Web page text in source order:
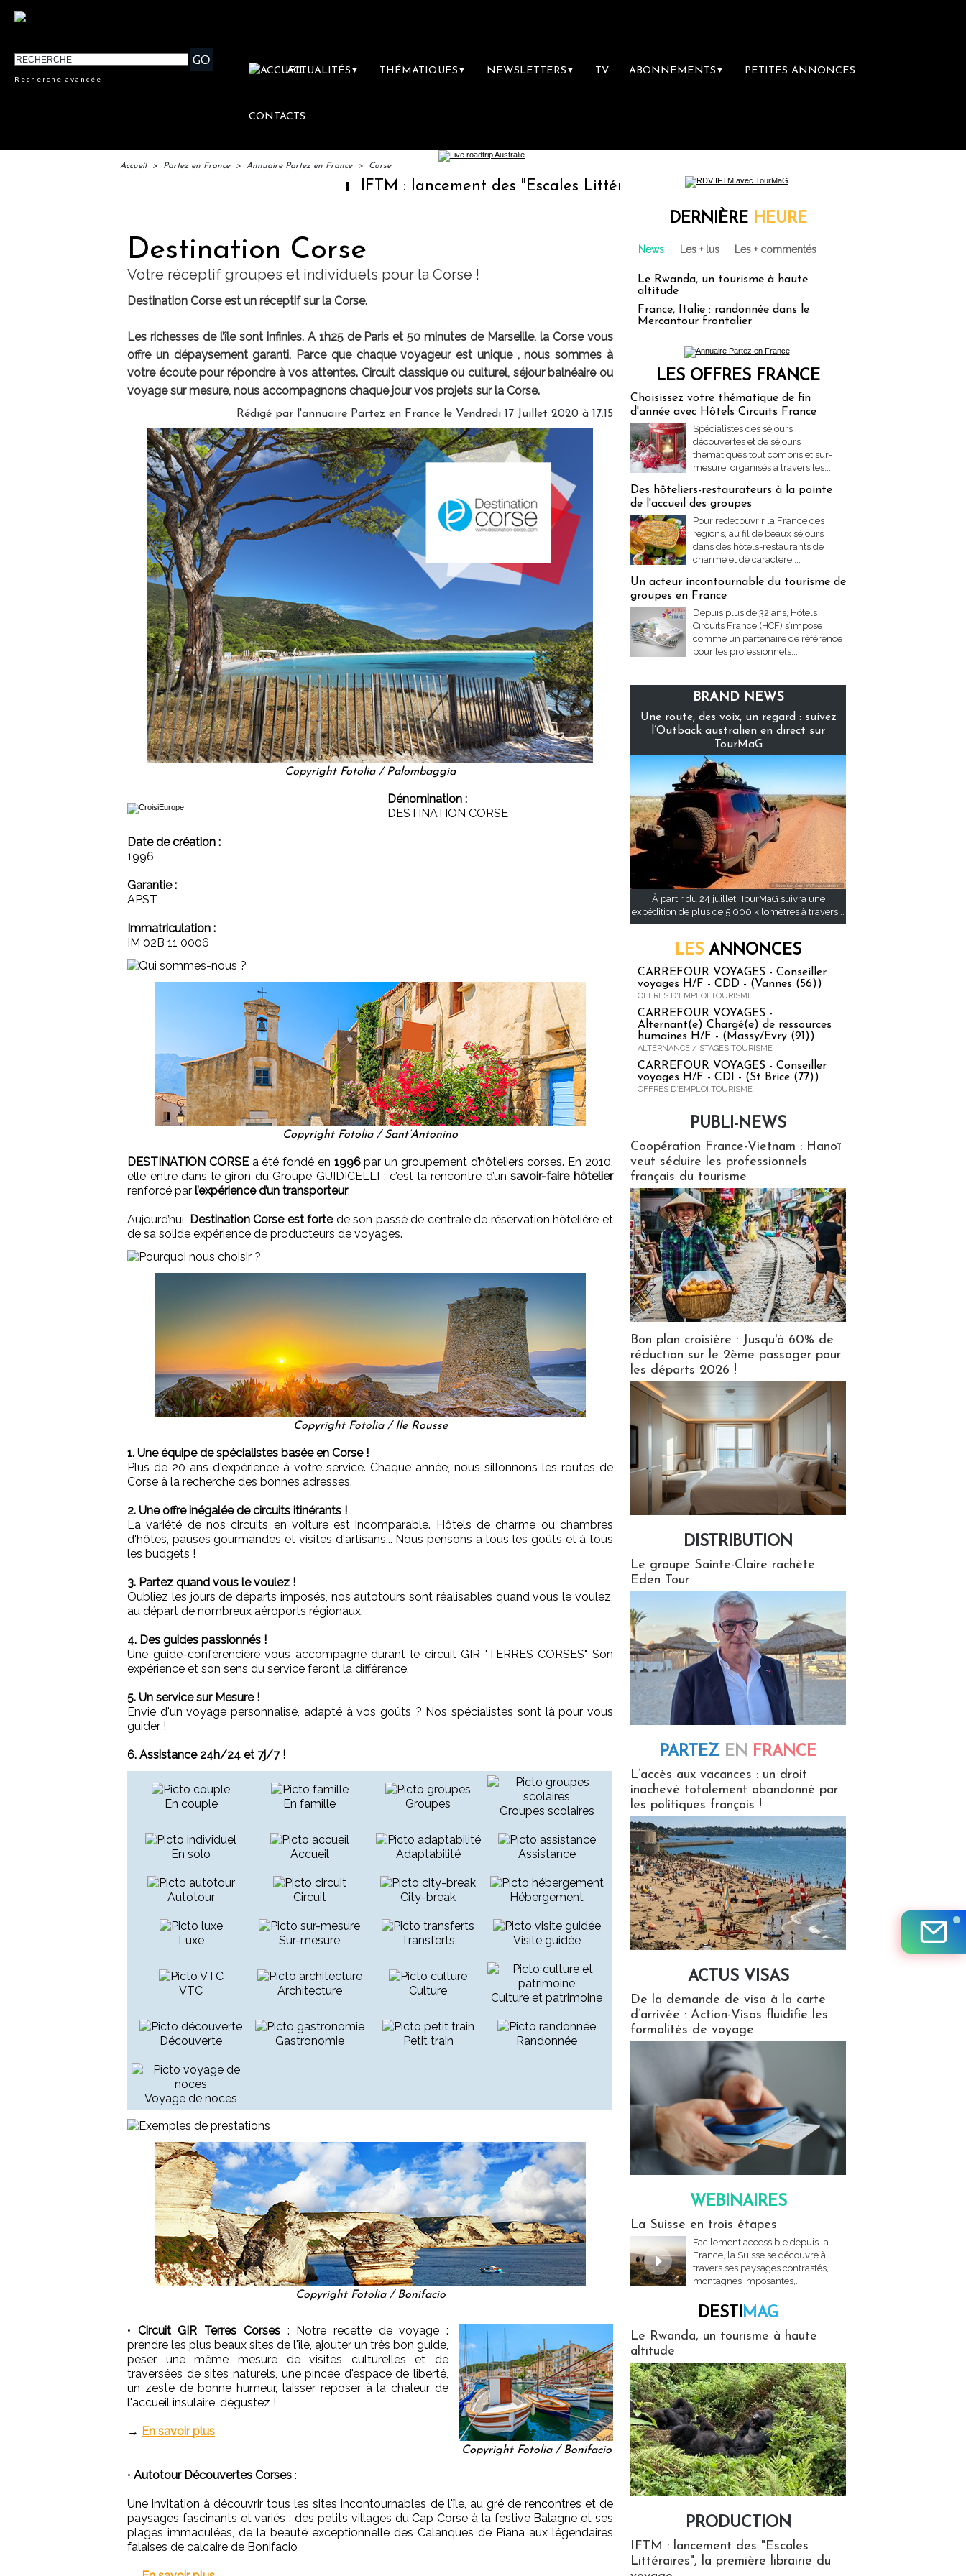
Recherche avancée
ACTUALITÉS ▼ THÉMATIQUES ▼ NEWSLETTERS ▼ TV ABONNEMENTS ▼ PETITES ANNONCES
CONTACTS
Accueil > Partez en France > Annuaire Partez en France > Corse
IFTM : lancement des "Escales Littéraires", la première librairie du voyage
Destination Corse
Votre réceptif groupes et individuels pour la Corse !
Destination Corse est un réceptif sur la Corse.
Les richesses de l’île sont infinies. A 1h25 de Paris et 50 minutes de Marseille, la Corse vous
offre un dépaysement garanti. Parce que chaque voyageur est unique , nous sommes à
votre écoute pour répondre à vos attentes. Circuit classique ou culturel, séjour balnéaire ou
voyage sur mesure, nous accompagnons chaque jour vos projets sur la Corse.
Rédigé par l'annuaire Partez en France le Vendredi 17 Juillet 2020 à 17:15
Copyright Fotolia / Palombaggia
Dénomination :
DESTINATION CORSE
Date de création :
1996
Garantie :
APST
Immatriculation :
IM 02B 11 0006
Copyright Fotolia / Sant’Antonino
DESTINATION CORSEa été fondé en 1996par un groupement d’hôteliers corses. En 2010,
elle entre dans le giron du Groupe GUIDICELLI : c’est la rencontre d’unsavoir-faire hôtelier
renforcé par l’expérience d’un transporteur.
Aujourd’hui, Destination Corse est fortede son passé de centrale de réservation hôtelière et
de sa solide expérience de producteurs de voyages.
Copyright Fotolia / Ile Rousse
1. Une équipe de spécialistes basée en Corse !
Plus de 20 ans d'expérience à votre service. Chaque année, nous sillonnons les routes de
Corse à la recherche des bonnes adresses.
2. Une offre inégalée de circuits itinérants !
La variété de nos circuits en voiture est incomparable. Hôtels de charme ou chambres
d'hôtes, pauses gourmandes et visites d'artisans... Nous pensons à tous les goûts et à tous
les budgets !
3. Partez quand vous le voulez !
Oubliez les jours de départs imposés, nos autotours sont réalisables quand vous le voulez,
au départ de nombreux aéroports régionaux.
4. Des guides passionnés !
Une guide-conférencière vous accompagne durant le circuit GIR "TERRES CORSES" Son
expérience et son sens du service feront la différence.
5. Un service sur Mesure !
Envie d'un voyage personnalisé, adapté à vos goûts ? Nos spécialistes sont là pour vous
guider !
6. Assistance 24h/24 et 7j/7 !
En couple En famille Groupes
Groupes scolaires
En solo Accueil Adaptabilité Assistance
Autotour Circuit City-break Hébergement
Luxe Sur-mesure Transferts Visite guidée
VTC Architecture Culture
Culture et patrimoine
Découverte Gastronomie Petit train Randonnée
Voyage de noces
Copyright Fotolia / Bonifacio
Copyright Fotolia / Bonifacio
• Circuit GIR Terres Corses: Notre recette de voyage :
prendre les plus beaux sites de l'île, ajouter un très bon guide,
peser une même mesure de visites culturelles et de
traversées de sites naturels, une pincée d'espace de liberté,
un zeste de bonne humeur, laisser reposer à la chaleur de
l'accueil insulaire, dégustez !
→ En savoir plus
• Autotour Découvertes Corses :
Une invitation à découvrir tous les sites incontournables de l'île, au gré de rencontres et de
paysages fascinants et variés : des petits villages du Cap Corse à la festive Balagne et ses
plages immaculées, de la beauté exceptionnelle des Calanques de Piana aux légendaires
falaises de calcaire de Bonifacio
DERNIÈRE HEURE
News Les + lus Les + commentés
Le Rwanda, un tourisme à haute
altitude
France, Italie : randonnée dans le
Mercantour frontalier
LES OFFRES FRANCE
Choisissez votre thématique de fin
d'année avec Hôtels Circuits France
Spécialistes des séjours
découvertes et de séjours
thématiques tout compris et sur-
mesure, organisés à travers les...
Des hôteliers-restaurateurs à la pointe
de l'accueil des groupes
Pour redécouvrir la France des
régions, au fil de beaux séjours
dans des hôtels-restaurants de
charme et de caractère....
Un acteur incontournable du tourisme de
groupes en France
Depuis plus de 32 ans, Hôtels
Circuits France (HCF) s’impose
comme un partenaire de référence
pour les professionnels...
BRAND NEWS
Une route, des voix, un regard : suivez
l’Outback australien en direct sur
TourMaG
À partir du 24 juillet, TourMaG suivra une
expédition de plus de 5 000 kilomètres à travers...
LES ANNONCES
CARREFOUR VOYAGES - Conseiller
voyages H/F - CDD - (Vannes (56))
OFFRES D'EMPLOI TOURISME
CARREFOUR VOYAGES -
Alternant(e) Chargé(e) de ressources
humaines H/F - (Massy/Evry (91))
ALTERNANCE / STAGES TOURISME
CARREFOUR VOYAGES - Conseiller
voyages H/F - CDI - (St Brice (77))
OFFRES D'EMPLOI TOURISME
PUBLI-NEWS
Coopération France-Vietnam : Hanoï
veut séduire les professionnels
français du tourisme
Bon plan croisière : Jusqu'à 60% de
réduction sur le 2ème passager pour
les départs 2026 !
DISTRIBUTION
Le groupe Sainte-Claire rachète
Eden Tour
PARTEZ EN FRANCE
L’accès aux vacances : un droit
inachevé totalement abandonné par
les politiques français !
ACTUS VISAS
De la demande de visa à la carte
d’arrivée : Action-Visas fluidifie les
formalités de voyage
WEBINAIRES
La Suisse en trois étapes
Facilement accessible depuis la
France, la Suisse se découvre à
travers ses paysages contrastés,
montagnes imposantes,...
DESTIMAG
Le Rwanda, un tourisme à haute
altitude
PRODUCTION
IFTM : lancement des "Escales
Littéraires", la première librairie du